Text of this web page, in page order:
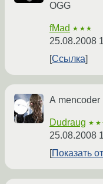
OGG
fMad ★★★
25.08.2008
Ссылка
А mencoder
Dudraug
25.08.2008
Показать